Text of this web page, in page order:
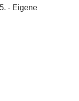
- Eigene